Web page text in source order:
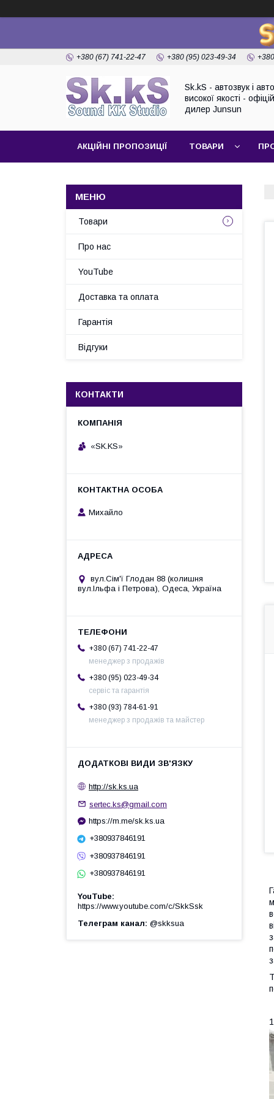
+380 (67) 741-22-47 +380 (95) 023-49-34
Sk.kS - автозвук і
високої якості -
дилер Junsun
АКЦІЙНІ ПРОПОЗИЦІЇ ТОВАРИ
Товари
Про нас
YouTube
Доставка та оплата
Гарантія
Відгуки
КОНТАКТИ
«SK.KS»
Михайло
вул.Сім'ї Глодан 88 (колишня
вул.Ільфа і Петрова), Одеса, Україна
+380 (67) 741-22-47
менеджер з продажів
+380 (95) 023-49-34
сервіс та гарантія
+380 (93) 784-61-91
менеджер з продажів та майстер
http://sk.ks.ua
sertec.ks@gmail.com
https://m.me/sk.ks.ua
+380937846191
+380937846191
+380937846191
YouTube
https://www.youtube.com/c/SkkSsk
Телеграм канал @skksua